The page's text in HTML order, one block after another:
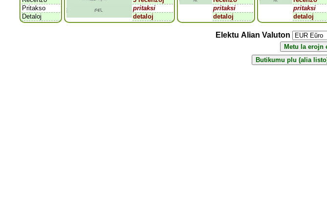
Pritakso
Detaloj
pritaksi
detaloj
pritaksi
detaloj
pritaksi
detaloj
Elektu Alian Valuton